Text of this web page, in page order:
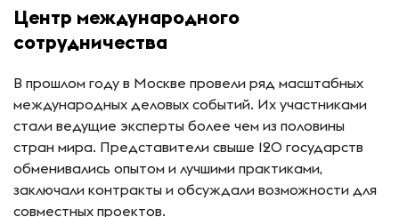
Центр международного
сотрудничества
В прошлом году в Москве провели ряд масштабных
международных деловых событий. Их участниками
стали ведущие эксперты более чем из половины
стран мира. Представители свыше 120 государств
обменивались опытом и лучшими практиками,
заключали контракты и обсуждали возможности для
совместных проектов.